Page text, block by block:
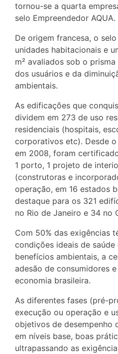
tornou-se a quarta
selo Empreendedor AQUA.
De origem francesa, o
unidades habitacionais e
m² avaliados sob o
dos usuários e da
ambientais.
As edificações que
dividem em 273 de uso
residenciais (hospitais,
corporativos etc). Desde
em 2008, foram
1 porto, 1 projeto de
(construtoras e
operação, em 16 estados
destaque para os 321
no Rio de Janeiro e 34 no
Com 50% das exigências
condições ideais de
benefícios ambientais, a
adesão de consumidores
economia brasileira.
As diferentes fases (pré-
execução ou operação e
objetivos de desempenho
em níveis base, boas
ultrapassando as